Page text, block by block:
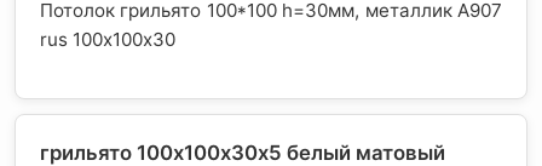
Потолок грильято 100*100 h=30мм, металлик А907
rus 100х100х30
грильято 100х100х30х5 белый матовый